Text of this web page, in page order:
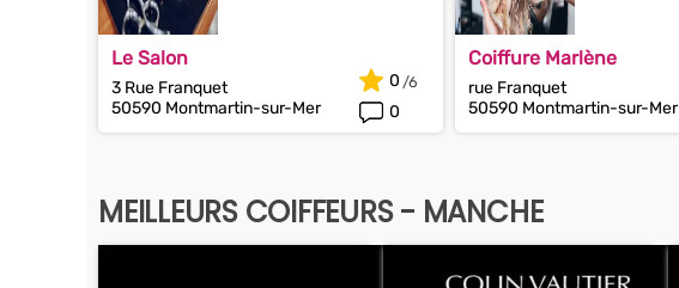
Le Salon
3 Rue Franquet
50590 Montmartin-sur-Mer
0
0
Coiffure Marlène
rue Franquet
50590 Montmartin-sur-Mer
MEILLEURS COIFFEURS - MANCHE